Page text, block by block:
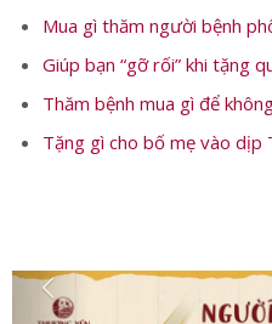
Mua gì thăm người bệnh
Giúp bạn “gỡ rối” khi tặng
Thăm bệnh mua gì để
Tặng gì cho bố mẹ vào